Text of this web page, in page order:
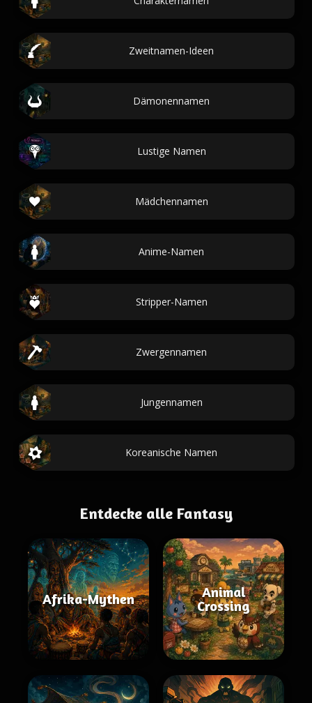
Zweitnamen-Ideen
Dämonennamen
Lustige Namen
Mädchennamen
Anime-Namen
Stripper-Namen
Zwergennamen
Jungennamen
Koreanische Namen
Entdecke alle Fantasy
Afrika-Mythen
Animal
Crossing